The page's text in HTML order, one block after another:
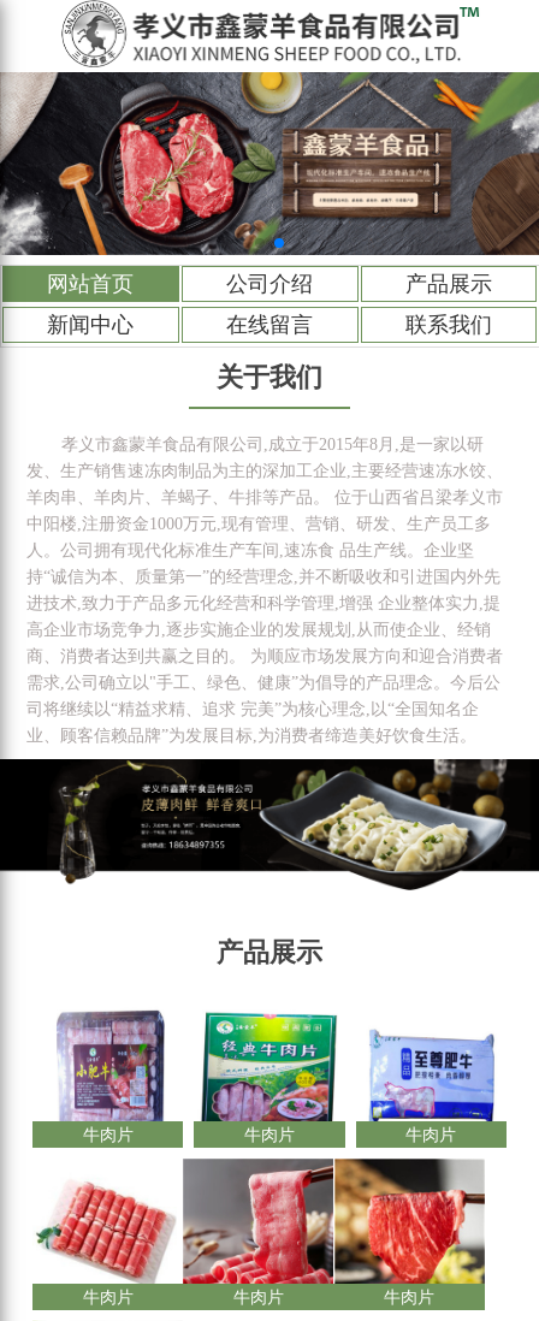
网站首页 公司介绍
产品展示
新闻中心
在线留言 联系我们
关于我们
孝义市鑫蒙羊食品有限公司,成立于2015年8月,是一家以研
发、生产销售速冻肉制品为主的深加工企业,主要经营速冻水饺、
羊肉串、羊肉片、羊蝎子、牛排等产品。 位于山西省吕梁孝义市
中阳楼,注册资金1000万元,现有管理、营销、研发、生产员工多
人。公司拥有现代化标准生产车间,速冻食 品生产线。企业坚
持“诚信为本、质量第一”的经营理念,并不断吸收和引进国内外先
进技术,致力于产品多元化经营和科学管理,增强 企业整体实力,提
高企业市场竞争力,逐步实施企业的发展规划,从而使企业、经销
商、消费者达到共赢之目的。 为顺应市场发展方向和迎合消费者
需求,公司确立以"手工、绿色、健康”为倡导的产品理念。今后公
司将继续以“精益求精、追求 完美”为核心理念,以“全国知名企
业、顾客信赖品牌”为发展目标,为消费者缔造美好饮食生活。
产品展示
牛肉片 牛肉片 牛肉片
牛肉片 牛肉片 牛肉片